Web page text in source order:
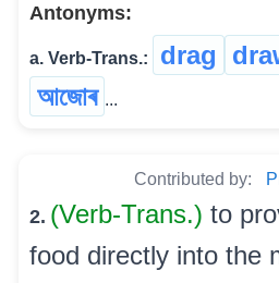
Antonyms:
a. Verb-Trans.: drag
আজোৰ ...
Contributed by:
2. (Verb-Trans.) to
food directly into the